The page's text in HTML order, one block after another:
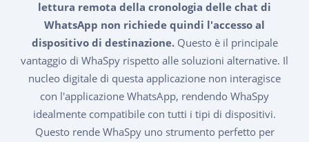
lettura remota della cronologia delle chat di
WhatsApp non richiede quindi l'accesso al
dispositivo di destinazione.Questo è il principale
vantaggio di WhaSpy rispetto alle soluzioni alternative. Il
nucleo digitale di questa applicazione non interagisce
con l'applicazione WhatsApp, rendendo WhaSpy
idealmente compatibile con tutti i tipi di dispositivi.
Questo rende WhaSpy uno strumento perfetto per